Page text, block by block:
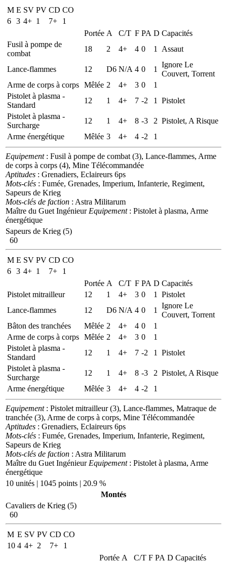
M E SV PV CD CO
6 3 4+ 1 7+
1
Portée A C/T F PA D Capacités
Fusil à pompe de
combat
18 2 4+ 4 0 1 Assaut
Lance-flammes 12 D6 N/A 4 0 1
Ignore Le
Couvert, Torrent
Arme de corps à corps Mêlée 2 4+ 3 0
1
Pistolet à plasma -
Standard
12 1 4+ 7 -2 1
Pistolet
Pistolet à plasma -
Surcharge
12 1 4+ 8 -3 2 Pistolet, A Risque
Arme énergétique
Mêlée 3 4+ 4 -2 1
Equipement: Fusil à pompe de combat (3), Lance-flammes, Arme
de corps à corps (4), Mine Télécommandée
Aptitudes : Grenadiers, Eclaireurs 6ps
Mots-clés : Fumée, Grenades, Imperium, Infanterie, Regiment,
Sapeurs de Krieg
Mots-clés de faction : Astra Militarum
Maître du Guet Ingénieur Equipement: Pistolet à plasma, Arme
énergétique
Sapeurs de Krieg (5)
60
M E SV PV CD CO
6 3 4+ 1 7+
1
Portée A C/T F PA D Capacités
Pistolet mitrailleur
12 1 4+ 3 0 1
Pistolet
Lance-flammes
12 D6 N/A 4 0 1
Ignore Le
Couvert, Torrent
Bâton des tranchées
Mêlée 2 4+ 4 0
1
Arme de corps à corps Mêlée 2 4+ 3 0
1
Pistolet à plasma -
Standard
12 1 4+ 7 -2 1
Pistolet
Pistolet à plasma -
Surcharge
12 1 4+ 8 -3 2 Pistolet, A Risque
Arme énergétique
Mêlée 3 4+ 4 -2 1
Equipement: Pistolet mitrailleur (3), Lance-flammes, Matraque de
tranchée (3), Arme de corps à corps, Mine Télécommandée
Aptitudes : Grenadiers, Eclaireurs 6ps
Mots-clés : Fumée, Grenades, Imperium, Infanterie, Regiment,
Sapeurs de Krieg
Mots-clés de faction : Astra Militarum
Maître du Guet Ingénieur Equipement: Pistolet à plasma, Arme
énergétique
10 unités | 1045 points | 20.9 %
Montés
Cavaliers de Krieg (5)
60
M E SV PV CD CO
10 4 4+ 2 7+
1
Portée A C/T F PA D Capacités